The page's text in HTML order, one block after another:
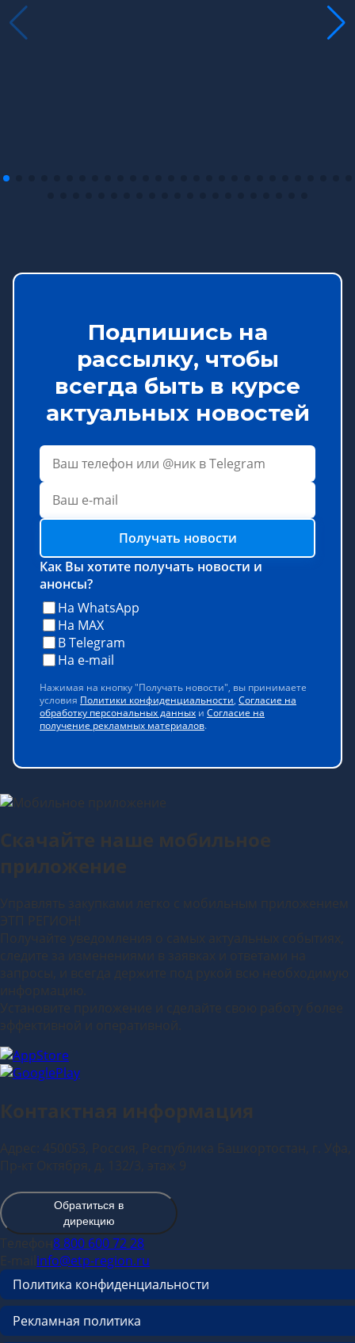
Подпишись на
рассылку, чтобы
всегда быть в курсе
актуальных новостей
Получать новости
Как Вы хотите получать новости и
анонсы?
На WhatsApp
На MAX
В Telegram
На e-mail
Нажимая на кнопку "Получать новости", вы принимаете
условия Политики конфиденциальности, Согласие на
обработку персональных данных и Согласие на
получение рекламных материалов.
Скачайте наше мобильное
приложение
Управлять закупками легко с мобильным приложением
ЭТП РЕГИОН!
Получайте уведомления о самых актуальных событиях,
следите за изменениями в заявках и ответами на
запросы, и всегда держите под рукой всю необходимую
информацию.
Установите приложение и сделайте свою работу более
эффективной и оперативной.
Контактная информация
Адрес: 450053, Россия, Республика Башкортостан, г. Уфа,
Пр-кт Октября, д. 132/3, этаж 9
Обратиться в
дирекцию
Телефон8 800 600 72 28
E-mail info@etp-region.ru
Политика конфиденциальности
Рекламная политика